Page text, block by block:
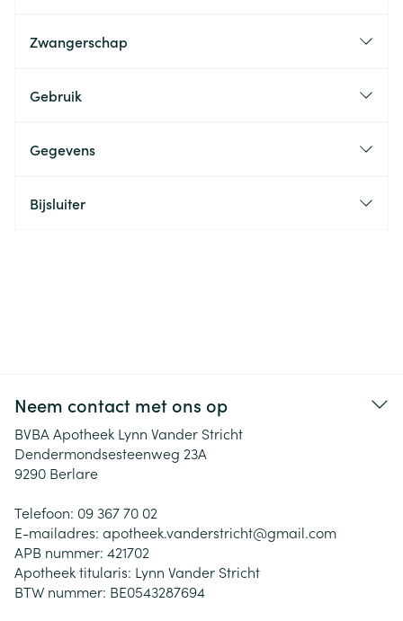
Zwangerschap
Gebruik
Gegevens
Bijsluiter
Neem contact met ons op
BVBA Apotheek Lynn Vander Stricht
Dendermondsesteenweg 23A
9290 Berlare
Telefoon: 09 367 70 02
E-mailadres: apotheek.vanderstricht@gmail.com
APB nummer: 421702
Apotheek titularis: Lynn Vander Stricht
BTW nummer: BE0543287694